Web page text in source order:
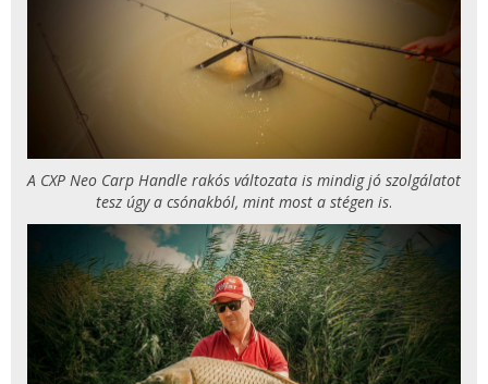
A CXP Neo Carp Handle rakós változata is mindig jó szolgálatot
tesz úgy a csónakból, mint most a stégen is.